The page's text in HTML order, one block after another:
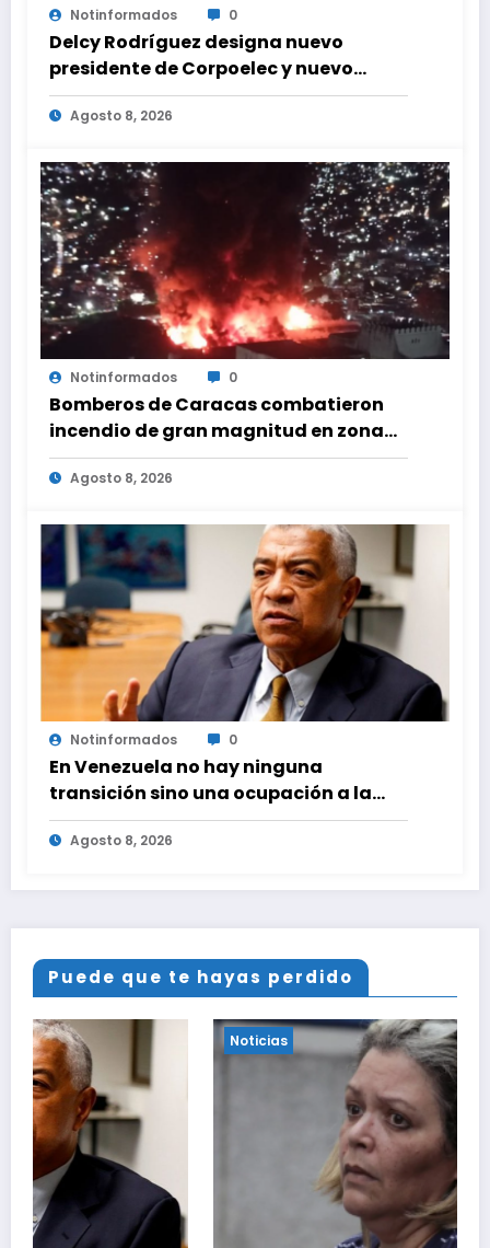
Notinformados 0
Delcy Rodríguez designa nuevo
presidente de Corpoelec y nuevo
viceministro de Servicios Eléctricos
Agosto 8, 2026
Notinformados 0
Bomberos de Caracas combatieron
incendio de gran magnitud en zona
industrial de El Llanito
Agosto 8, 2026
Notinformados 0
En Venezuela no hay ninguna
transición sino una ocupación a la
fuerza
Agosto 8, 2026
Puede que te hayas perdido
Noticias